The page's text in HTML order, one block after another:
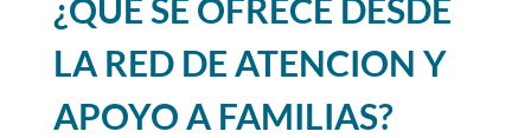
¿QUÉ SE OFRECE DESDE
LA RED DE ATENCION Y
APOYO A FAMILIAS?